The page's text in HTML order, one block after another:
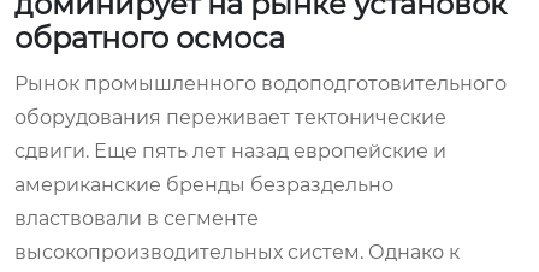
обратного осмоса
Рынок промышленного водоподготовительного
оборудования переживает тектонические
сдвиги. Еще пять лет назад европейские и
американские бренды безраздельно
властвовали в сегменте
высокопроизводительных систем. Однако к